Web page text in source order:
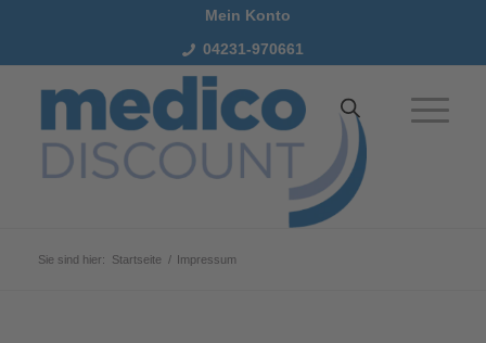
Mein Konto
04231-970661
Sie sind hier: Startseite / Impressum